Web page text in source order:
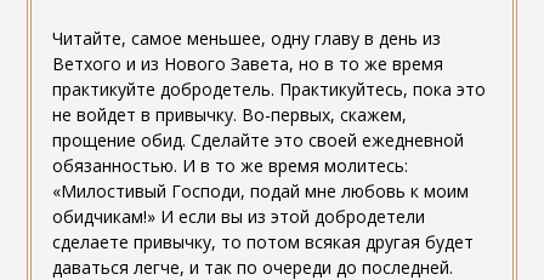
Читайте, самое меньшее, одну главу в день из
Ветхого и из Нового Завета, но в то же время
практикуйте добродетель. Практикуйтесь, пока это
не войдет в привычку. Во-первых, скажем,
прощение обид. Сделайте это своей ежедневной
обязанностью. И в то же время молитесь:
«Милостивый Господи, подай мне любовь к моим
обидчикам!» И если вы из этой добродетели
сделаете привычку, то потом всякая другая будет
даваться легче, и так по очереди до последней.